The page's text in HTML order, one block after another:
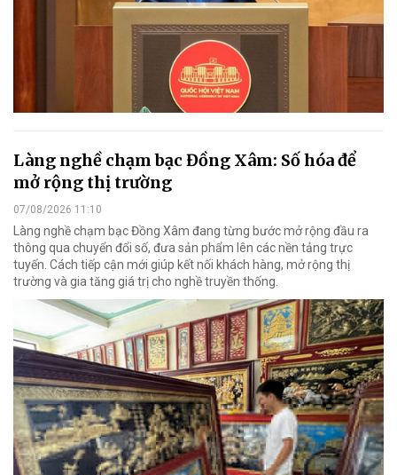
Làng nghề chạm bạc Đồng Xâm: Số hóa để
mở rộng thị trường
07/08/2026 11:10
Làng nghề chạm bạc Đồng Xâm đang từng bước mở rộng đầu ra
thông qua chuyển đổi số, đưa sản phẩm lên các nền tảng trực
tuyến. Cách tiếp cận mới giúp kết nối khách hàng, mở rộng thị
trường và gia tăng giá trị cho nghề truyền thống.